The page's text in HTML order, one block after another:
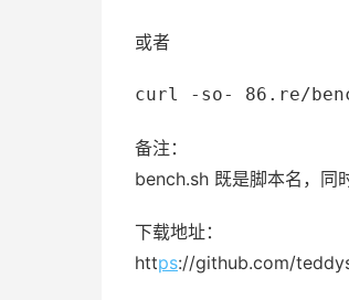
或者
curl -so- 86.re/
备注：
bench.sh 既是脚本名，同
下载地址：
https://github.com/